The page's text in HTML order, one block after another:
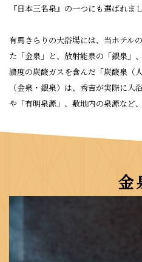
『日本三名泉』の一つにも選ばれまし
有馬きらりの大浴場には、当ホテル
た「金泉」と、放射能泉の「銀泉」
濃度の炭酸ガスを含んだ「炭酸泉（
（金泉・銀泉）は、秀吉が実際に入
や「有明泉源」、敷地内の泉源など
金